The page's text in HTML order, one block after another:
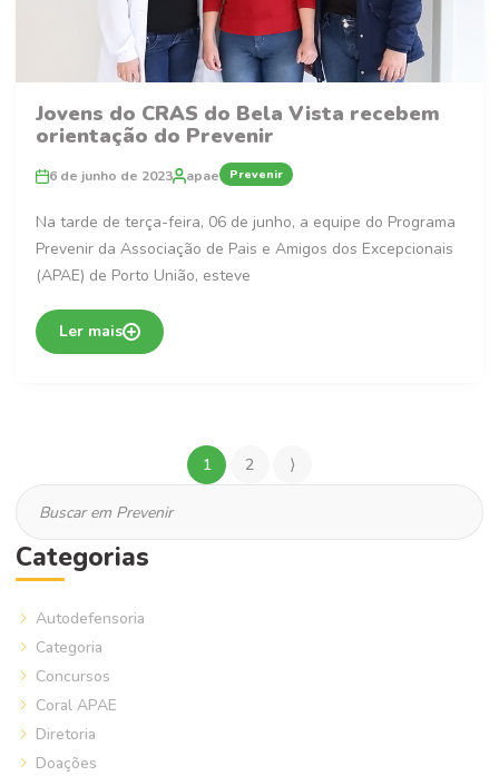
Jovens do CRAS do Bela Vista recebem
orientação do Prevenir
6 de junho de 2023 apae Prevenir
Na tarde de terça-feira, 06 de junho, a equipe do Programa
Prevenir da Associação de Pais e Amigos dos Excepcionais
(APAE) de Porto União, esteve
Ler mais
1 2 ⟩
Categorias
Autodefensoria
Categoria
Concursos
Coral APAE
Diretoria
Doações